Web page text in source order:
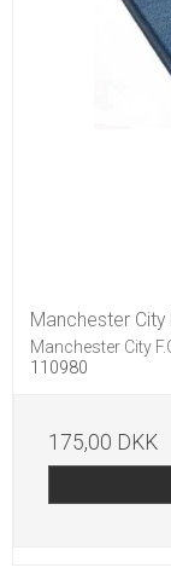
Manchester
Manchester City
110980
175,00 DKK